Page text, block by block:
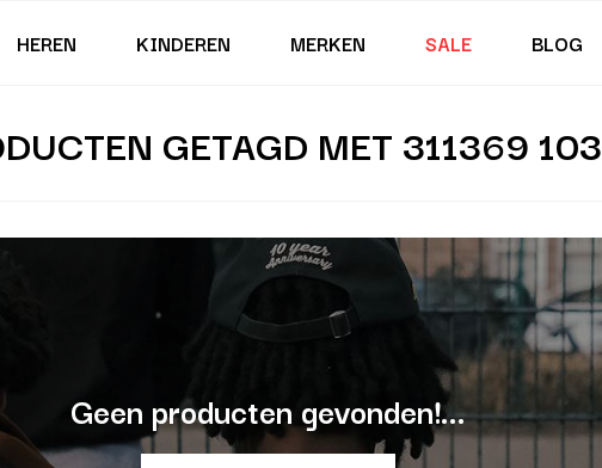
HEREN KINDEREN MERKEN SALE BLOG
GETAGD MET 311369 103
Geen producten gevonden!...